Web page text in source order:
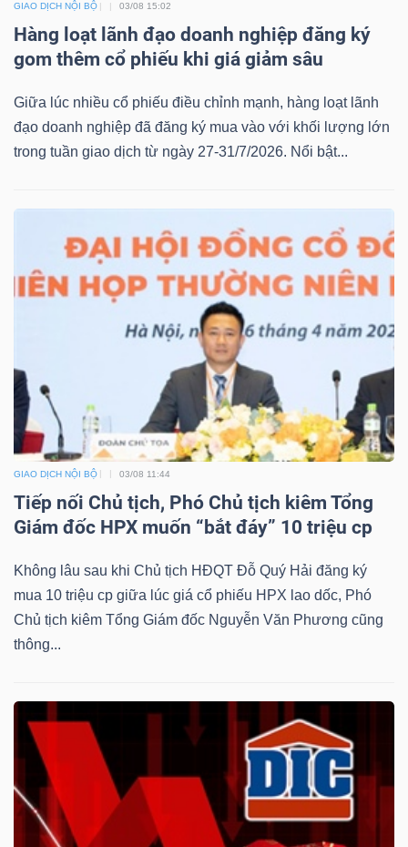
GIAO DỊCH NỘI BỘ 03/08 15:02
Hàng loạt lãnh đạo doanh nghiệp đăng ký
gom thêm cổ phiếu khi giá giảm sâu
Giữa lúc nhiều cổ phiếu điều chỉnh mạnh, hàng loạt lãnh
đạo doanh nghiệp đã đăng ký mua vào với khối lượng lớn
trong tuần giao dịch từ ngày 27-31/7/2026. Nổi bật...
GIAO DỊCH NỘI BỘ 03/08 11:44
Tiếp nối Chủ tịch, Phó Chủ tịch kiêm Tổng
Giám đốc HPX muốn “bắt đáy” 10 triệu cp
Không lâu sau khi Chủ tịch HĐQT Đỗ Quý Hải đăng ký
mua 10 triệu cp giữa lúc giá cổ phiếu HPX lao dốc, Phó
Chủ tịch kiêm Tổng Giám đốc Nguyễn Văn Phương cũng
thông...
giả
(-)
Báo
cáo
phân
Thuật
ngữ
Dịch
vụ
(-)
Đào
tạo
Sách
Công